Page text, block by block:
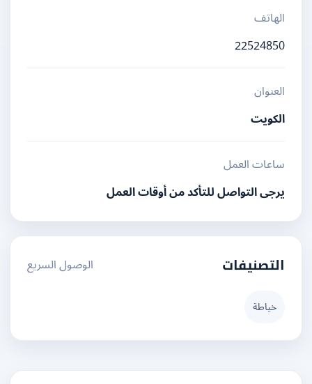
الهاتف
22524850
العنوان
الكويت
ساعات العمل
يرجى التواصل للتأكد من أوقات العمل
التصنيفات الوصول السريع